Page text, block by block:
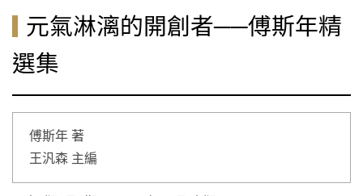
元氣淋漓的開創者──傅斯年精
選集
傅斯年 著
王汎森 主編